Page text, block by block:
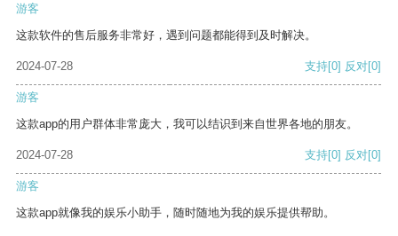
游客
这款软件的售后服务非常好，遇到问题都能得到及时解决。
2024-07-28 支持[0] 反对[0]
游客
这款app的用户群体非常庞大，我可以结识到来自世界各地的朋友。
2024-07-28 支持[0] 反对[0]
游客
这款app就像我的娱乐小助手，随时随地为我的娱乐提供帮助。